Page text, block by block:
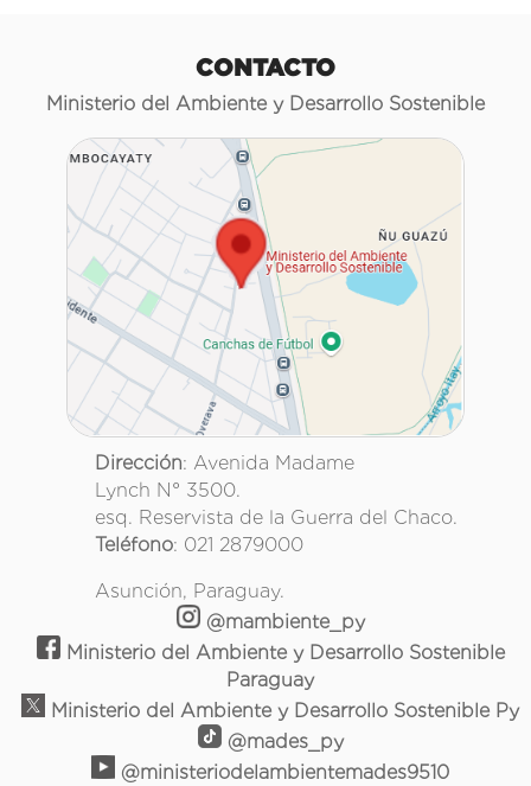
CONTACTO
Ministerio del Ambiente y Desarrollo Sostenible
Dirección: Avenida Madame
Lynch N° 3500.
esq. Reservista de la Guerra del Chaco.
Teléfono: 021 2879000
Asunción, Paraguay.
@mambiente_py
Ministerio del Ambiente y Desarrollo Sostenible
Paraguay
Ministerio del Ambiente y Desarrollo Sostenible Py
@mades_py
@ministeriodelambientemades9510